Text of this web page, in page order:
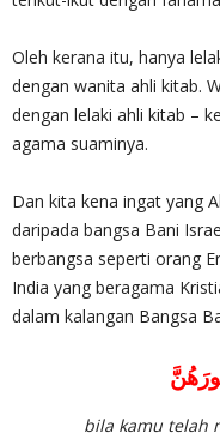
Oleh kerana itu, hanya
dengan wanita ahli kitab.
dengan lelaki ahli kitab –
agama suaminya.
Dan kita kena ingat yang
daripada bangsa Bani
berbangsa seperti orang
India yang beragama
dalam kalangan Bangsa
bila kamu telah